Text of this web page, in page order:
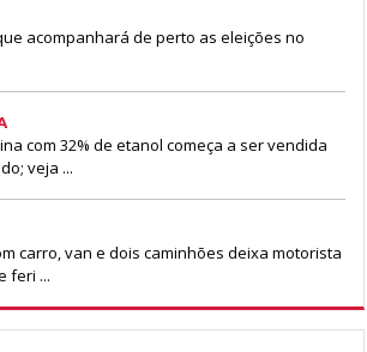
acompanhará de perto as eleições no
com 32% de etanol começa a ser vendida
veja ...
carro, van e dois caminhões deixa motorista
feri ...